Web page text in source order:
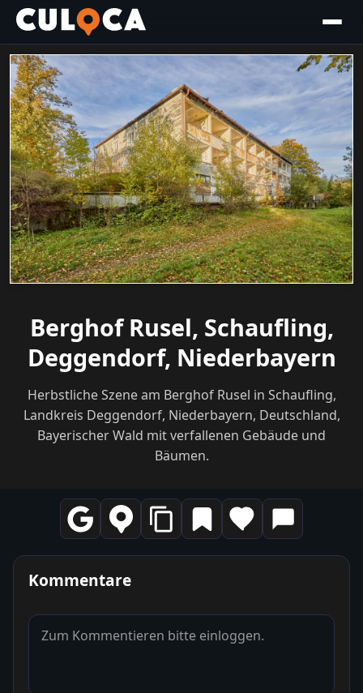
Berghof Rusel, Schaufling,
Deggendorf, Niederbayern
Herbstliche Szene am Berghof Rusel in Schaufling,
Landkreis Deggendorf, Niederbayern, Deutschland,
Bayerischer Wald mit verfallenen Gebäude und
Bäumen.
Kommentare